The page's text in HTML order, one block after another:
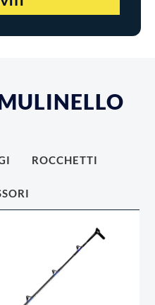
ROCCHETTI